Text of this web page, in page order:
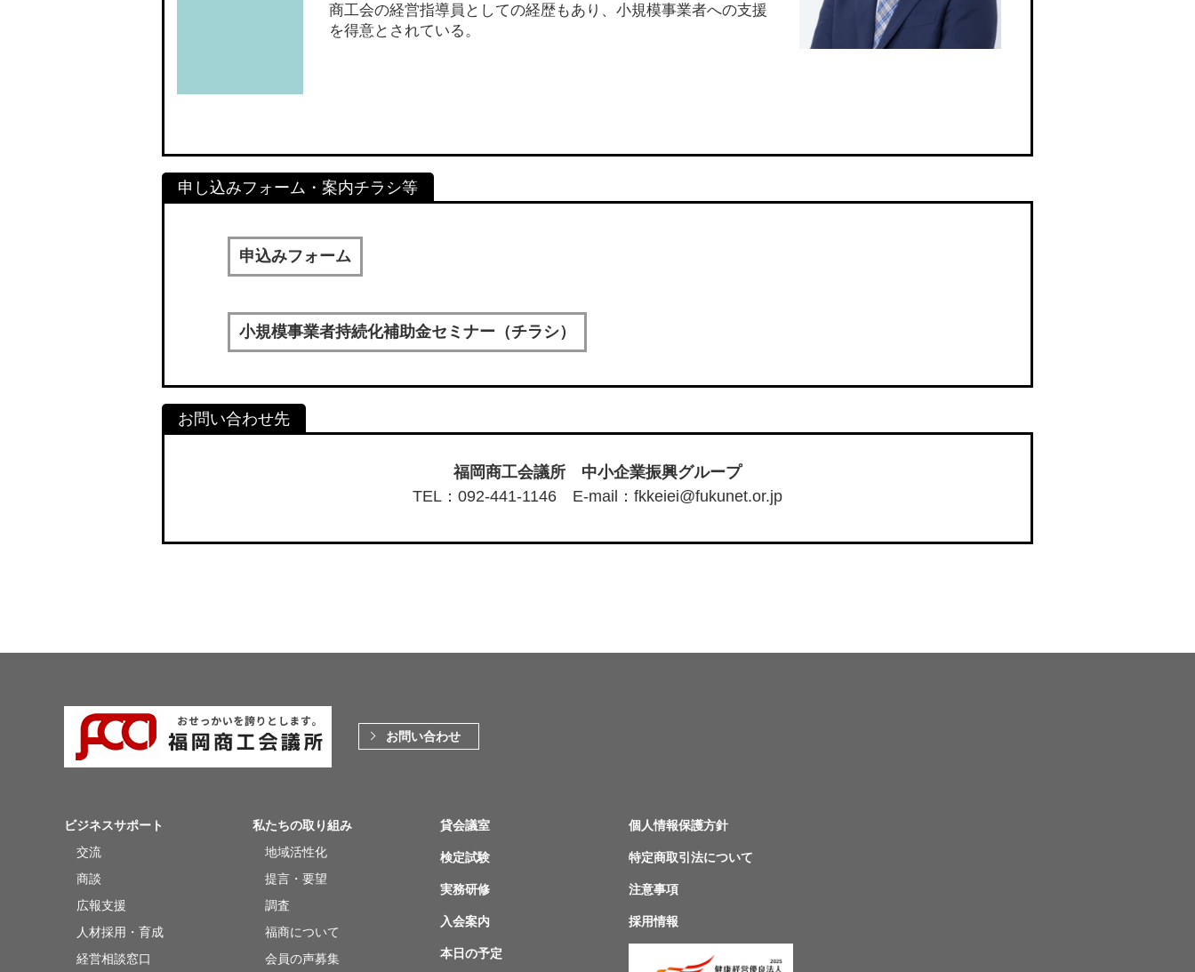
商工会の経営指導員としての経歴もあり、小規模事業者への支援
を得意とされている。
申込みフォーム
小規模事業者持続化補助金セミナー（チラシ）
福岡商工会議所 中小企業振興グループ
TEL：092-441-1146 E-mail：fkkeiei@fukunet.or.jp
お問い合わせ
ビジネスサポート
交流
商談
広報支援
人材採用・育成
経営相談窓口
私たちの取り組み
地域活性化
提言・要望
調査
福商について
会員の声募集
貸会議室
検定試験
実務研修
入会案内
本日の予定
個人情報保護方針
特定商取引法について
注意事項
採用情報